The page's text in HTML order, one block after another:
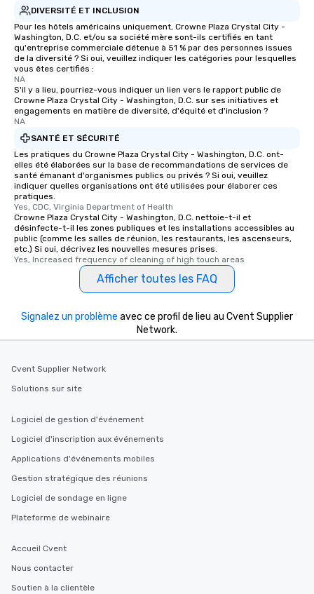
DIVERSITÉ ET INCLUSION
Pour les hôtels américains uniquement, Crowne Plaza Crystal City -
Washington, D.C. et/ou sa société mère sont-ils certifiés en tant
qu'entreprise commerciale détenue à 51 % par des personnes issues
de la diversité ? Si oui, veuillez indiquer les catégories pour lesquelles
vous êtes certifiés :
NA
S'il y a lieu, pourriez-vous indiquer un lien vers le rapport public de
Crowne Plaza Crystal City - Washington, D.C. sur ses initiatives et
engagements en matière de diversité, d'équité et d'inclusion ?
NA
SANTÉ ET SÉCURITÉ
Les pratiques du Crowne Plaza Crystal City - Washington, D.C. ont-
elles été élaborées sur la base de recommandations de services de
santé émanant d'organismes publics ou privés ? Si oui, veuillez
indiquer quelles organisations ont été utilisées pour élaborer ces
pratiques.
Yes, CDC, Virginia Department of Health
Crowne Plaza Crystal City - Washington, D.C. nettoie-t-il et
désinfecte-t-il les zones publiques et les installations accessibles au
public (comme les salles de réunion, les restaurants, les ascenseurs,
etc.) Si oui, décrivez les nouvelles mesures prises.
Yes, Increased frequency of cleaning of high touch areas
Afficher toutes les FAQ
Signalez un problème avec ce profil de lieu au Cvent Supplier
Network.
Cvent Supplier Network
Solutions sur site
Logiciel de gestion d'événement
Logiciel d'inscription aux événements
Applications d'événements mobiles
Gestion stratégique des réunions
Logiciel de sondage en ligne
Plateforme de webinaire
Accueil Cvent
Nous contacter
Soutien à la clientèle